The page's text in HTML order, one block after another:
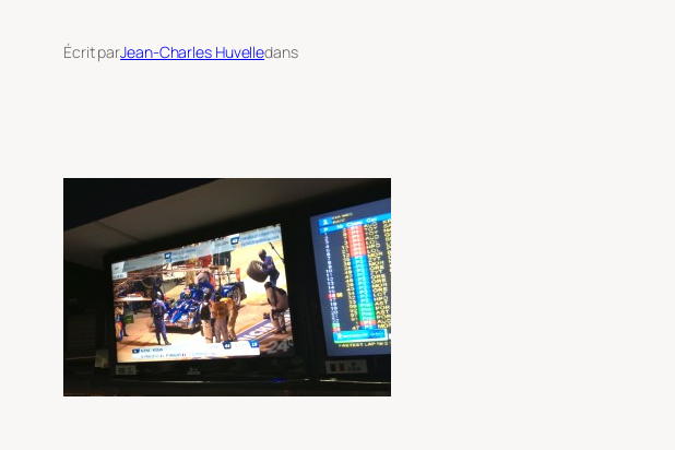
Écrit parJean-Charles Huvelledans